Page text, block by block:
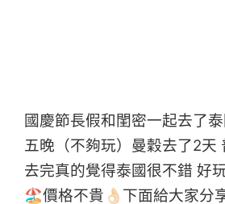
國慶節長假和閨密一起去了
五晚（不夠玩）曼穀去了2天
去完真的覺得泰國很不錯 好
🏖價格不貴👌🏻下面給大家分